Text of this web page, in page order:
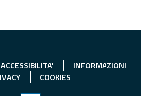
ACCESSIBILITA'
INFORMAZIONI
COOKIES